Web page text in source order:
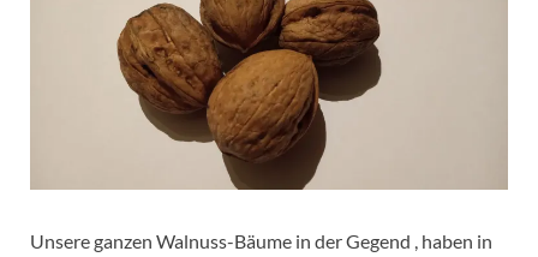
Unsere ganzen Walnuss-Bäume in der Gegend , haben in